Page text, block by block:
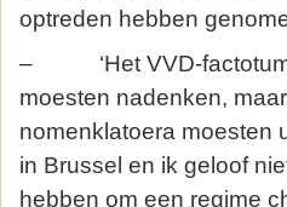
optreden hebben
– ‘Het VVD-factotum
moesten nadenken,
nomenklatoera moesten
in Brussel en ik geloof
hebben om een regime